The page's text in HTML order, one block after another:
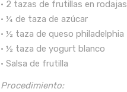
• 2 tazas de frutillas en rodajas
• ¼ de taza de azúcar
• ½ taza de queso philadelphia
• ½ taza de yogurt blanco
• Salsa de frutilla
Procedimiento: